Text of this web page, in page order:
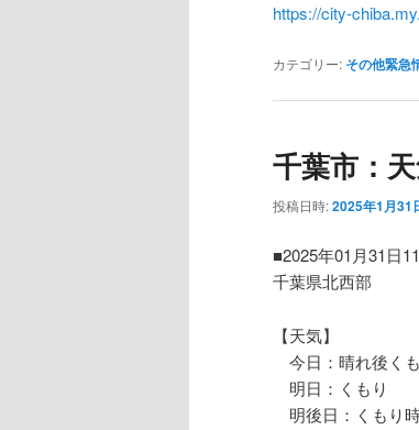
https://city-
カテゴリー: その他緊急
千葉市：
投稿日時:2025年1月31
■2025年01月31日
千葉県北西部
【天気】
今日：晴れ後く
明日：くもり
明後日：くもり